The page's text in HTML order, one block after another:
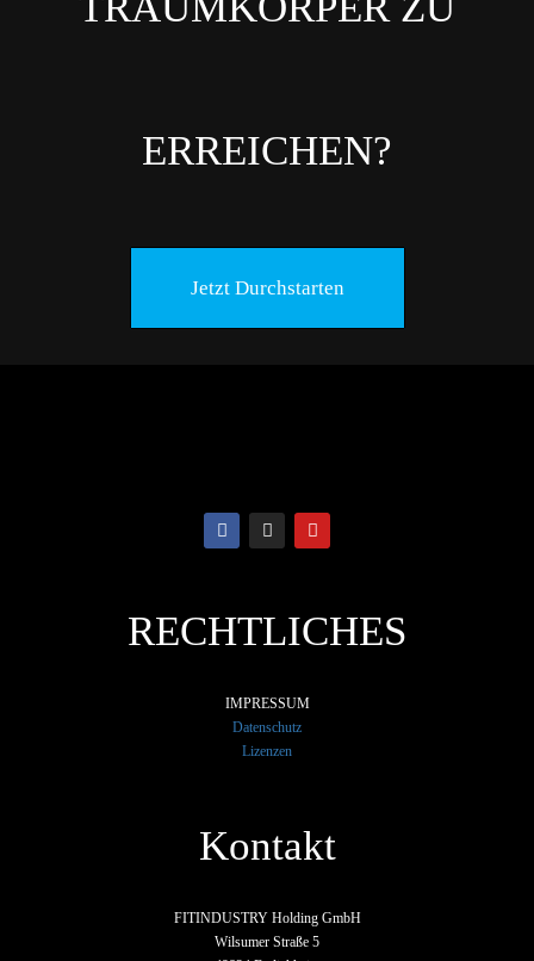
ERREICHEN?
Jetzt Durchstarten
RECHTLICHES
IMPRESSUM
Datenschutz
Lizenzen
Kontakt
FITINDUSTRY Holding GmbH
Wilsumer Straße 5